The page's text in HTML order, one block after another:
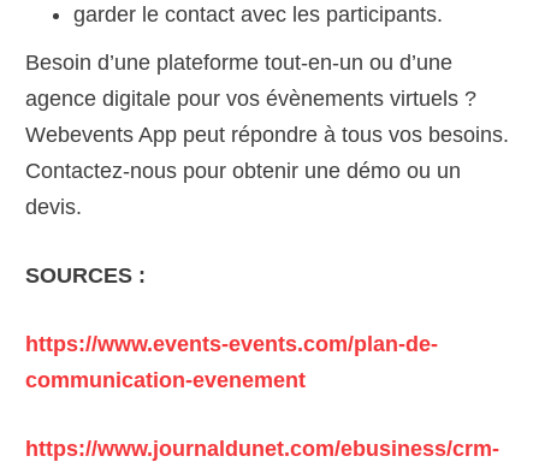
garder le contact avec les participants.
Besoin d’une plateforme tout-en-un ou d’une
agence digitale pour vos évènements virtuels ?
Webevents App peut répondre à tous vos besoins.
Contactez-nous pour obtenir une démo ou un
devis.
SOURCES :
https://www.events-events.com/plan-de-
communication-evenement
https://www.journaldunet.com/ebusiness/crm-